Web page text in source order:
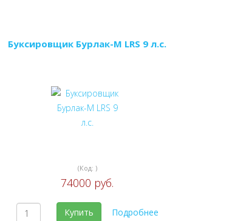
Буксировщик Бурлак-М LRS 9 л.с.
(Код: )
74000 руб.
Купить Подробнее